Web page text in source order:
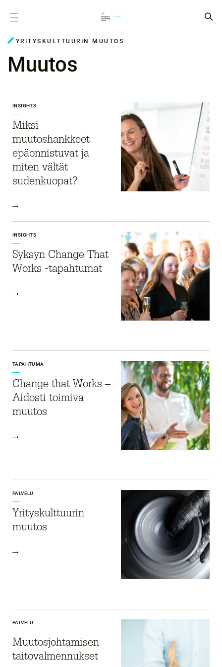
YRITYSKULTTUURIN MUUTOS
Muutos
INSIGHTS
Miksi
muutoshankkeet
epäonnistuvat ja
miten vältät
sudenkuopat?
INSIGHTS
Syksyn Change That
Works -tapahtumat
TAPAHTUMA
Change that Works –
Aidosti toimiva
muutos
PALVELU
Yrityskulttuurin
muutos
PALVELU
Muutosjohtamisen
taitovalmennukset